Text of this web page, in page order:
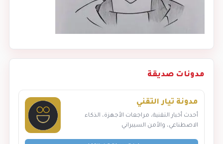
مدونات صديقة
مدونة تيار التقني
أحدث أخبار التقنية، مراجعات الأجهزة، الذكاء
الاصطناعي، والأمن السيبراني